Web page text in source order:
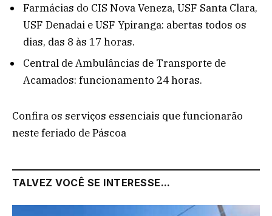
Farmácias do CIS Nova Veneza, USF Santa Clara,
USF Denadai e USF Ypiranga: abertas todos os
dias, das 8 às 17 horas.
Central de Ambulâncias de Transporte de
Acamados: funcionamento 24 horas.
Confira os serviços essenciais que funcionarão
neste feriado de Páscoa
TALVEZ VOCÊ SE INTERESSE...